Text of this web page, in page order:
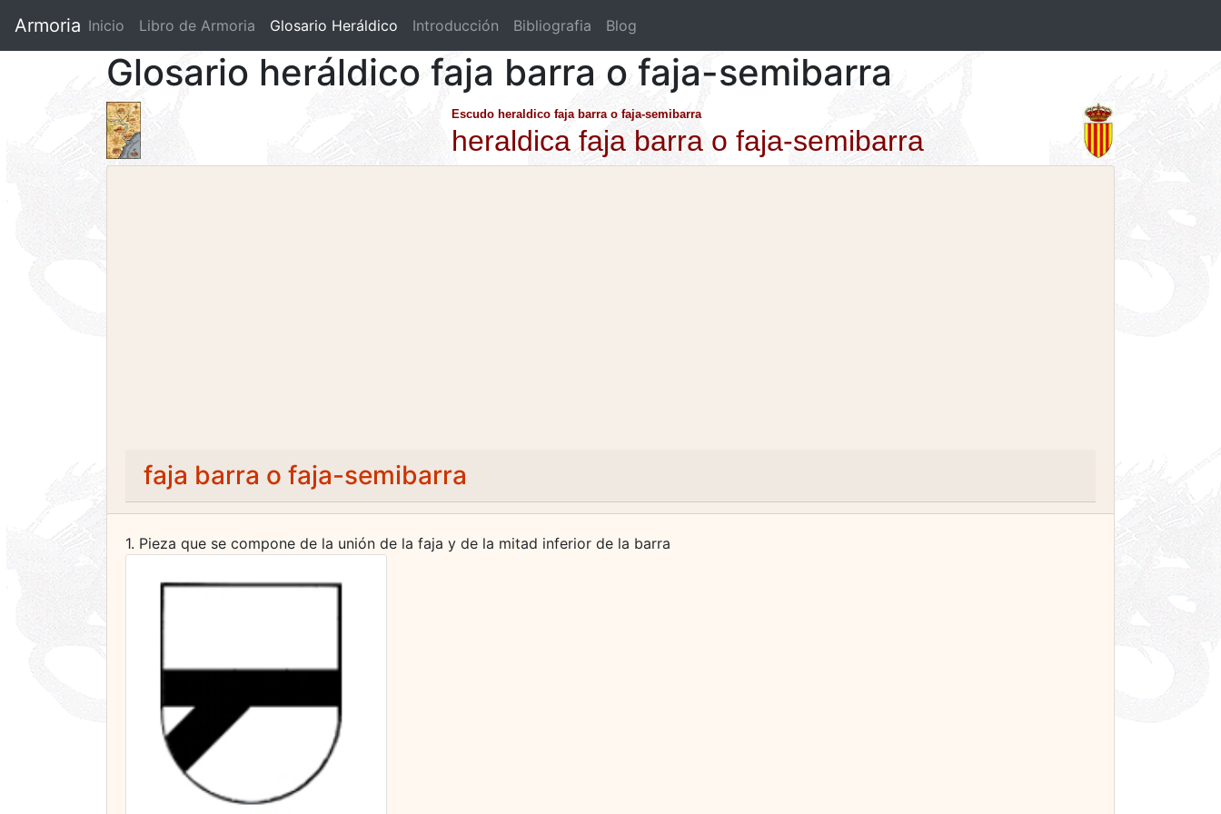
Armoria Inicio Libro de Armoria (current)
Glosario Heráldico Introducción Bibliografia Blog
Glosario heráldico faja barra o faja-semibarra
Escudo heraldico faja barra o faja-semibarra
heraldica faja barra o faja-semibarra
faja barra o faja-semibarra
1. Pieza que se compone de la unión de la faja y de la mitad inferior de la barra